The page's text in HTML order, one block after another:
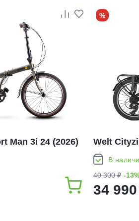
Man 3i 24 (2026)
%
Welt
В
40 300 ₽ -
34